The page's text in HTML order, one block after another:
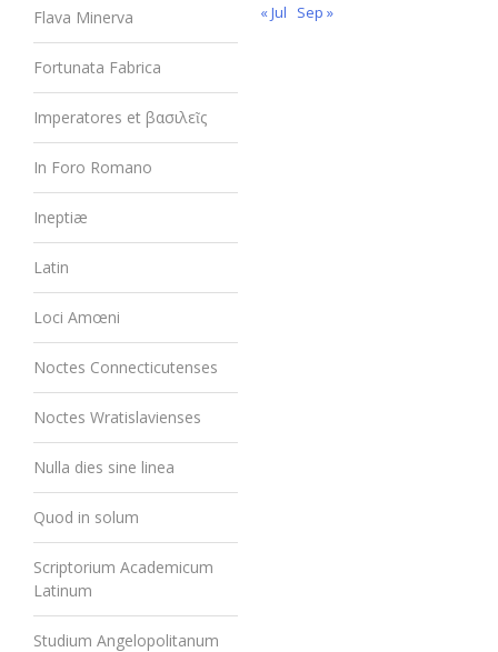
Flava Minerva
Fortunata Fabrica
Imperatores et βασιλεῖς
In Foro Romano
Ineptiæ
Latin
Loci Amœni
Noctes Connecticutenses
Noctes Wratislavienses
Nulla dies sine linea
Quod in solum
Scriptorium Academicum
Latinum
Studium Angelopolitanum
« Jul Sep »